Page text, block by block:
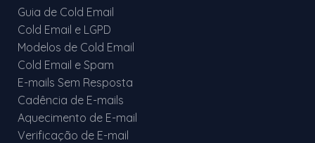
Guia de Cold Email
Cold Email e LGPD
Modelos de Cold Email
Cold Email e Spam
E-mails Sem Resposta
Cadência de E-mails
Aquecimento de E-mail
Verificação de E-mail